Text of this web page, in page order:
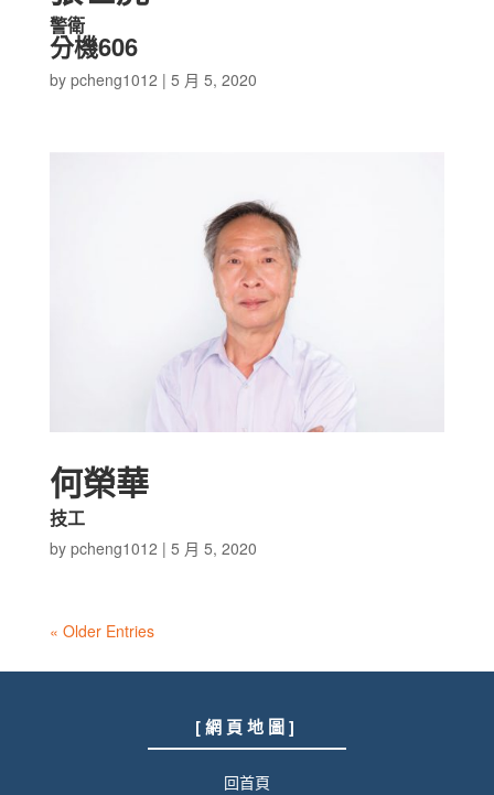
警衛
分機606
by pcheng1012 | 5 月 5, 2020
何榮華
技工
by pcheng1012 | 5 月 5, 2020
« Older Entries
[ 網 頁 地 圖 ]
回首頁